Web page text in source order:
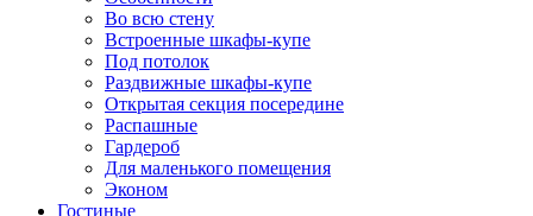
Во всю стену
Встроенные шкафы-купе
Под потолок
Раздвижные шкафы-купе
Открытая секция посередине
Распашные
Гардероб
Для маленького помещения
Эконом
Гостиные